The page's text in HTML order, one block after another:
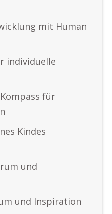
mit Human
individuelle
für
Kindes
und
und Inspiration